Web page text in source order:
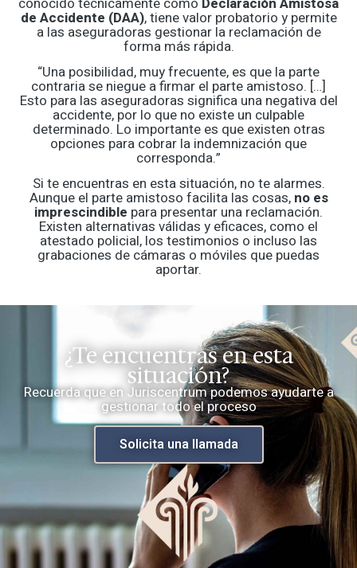
de Accidente (DAA), tiene valor probatorio y permite
a las aseguradoras gestionar la reclamación de
forma más rápida.
“Una posibilidad, muy frecuente, es que la parte
contraria se niegue a firmar el parte amistoso. […]
Esto para las aseguradoras significa una negativa del
accidente, por lo que no existe un culpable
determinado. Lo importante es que existen otras
opciones para cobrar la indemnización que
corresponda.”
Si te encuentras en esta situación, no te alarmes.
Aunque el parte amistoso facilita las cosas, no es
imprescindible para presentar una reclamación.
Existen alternativas válidas y eficaces, como el
atestado policial, los testimonios o incluso las
grabaciones de cámaras o móviles que puedas
aportar.
¿Te encuentras en esta
situación?
Recuerda que en Juriscentrum podemos ayudarte a
gestionar todo el proceso
Solicita una llamada